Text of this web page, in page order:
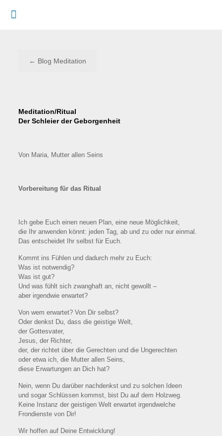
← Blog Meditation
Meditation/Ritual
Der Schleier der Geborgenheit
Von Maria, Mutter allen Seins
Vorbereitung für das Ritual
Ich gebe Euch einen neuen Plan, eine neue Möglichkeit,
die Ihr anwenden könnt: jeden Tag, ab und zu oder nur einmal.
Das entscheidet Ihr selbst für Euch.
Kommt ins Fühlen und dadurch mehr zu Euch:
Was ist notwendig?
Was ist gut?
Und was fühlt sich zwanghaft an, nicht gewollt –
aber irgendwie erwartet?
Von wem erwartet? Von Dir selbst?
Oder denkst Du, dass die geistige Welt,
der Gottesvater,
Jesus, der Richter,
der, der richtet über die Gerechten und die Ungerechten
oder etwa ich, die Mutter allen Seins,
diese Erwartungen an Dich hat?
Nein, wenn Du darüber nachdenkst und zu solchen Ideen
und sogar Schlüssen kommst, bist Du auf dem Holzweg.
Keine Instanz der geistigen Welt erwartet irgendwelche
Frondienste von Dir!
Wir hoffen auf Deine Entwicklung!